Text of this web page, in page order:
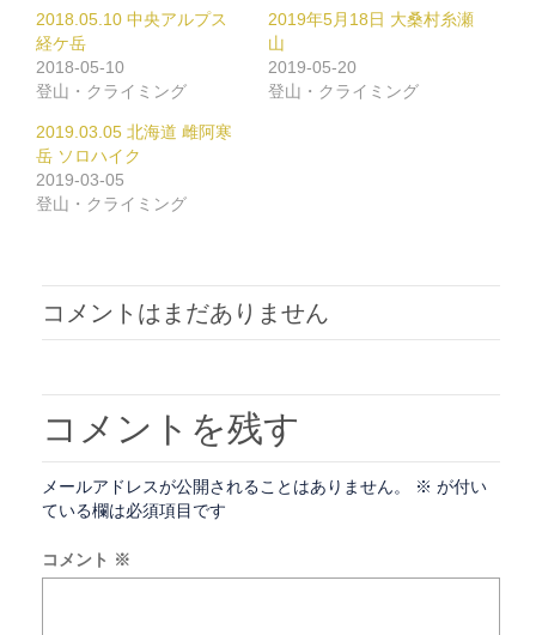
て
Twitter
で
共
有
(新
し
い
ウ
ィ
ン
ド
ウ
で
る
に
ッ
ク
し
て
く
い
(新
ン
ド
ウ
で
す)
2018.05.10 中央アルプス
経ケ岳
2018-05-10
登山・クライミング
2019年5月18日 大桑村糸瀬
山
2019-05-20
登山・クライミング
2019.03.05 北海道 雌阿寒
岳 ソロハイク
2019-03-05
登山・クライミング
コメントはまだありません
コメントを残す
メールアドレスが公開されることはありません。 ※ が付い
ている欄は必須項目です
コメント ※